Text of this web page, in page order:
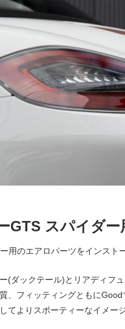
n
M
o
r
s
GTS スパイダ
用のエアロパーツをインスト
(ダックテール)とリアディフュ
、フィッティングともにGood
てよりスポーティーなイメー